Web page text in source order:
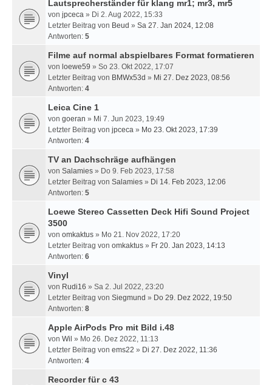
Lautsprecherständer für klang mr1; mr3, mr5
von jpceca » Di 2. Aug 2022, 15:33
Letzter Beitrag von Beud » Sa 27. Jan 2024, 12:08
Antworten: 5
Filme auf normal abspielbares Format formatieren
von loewe59 » So 23. Okt 2022, 17:07
Letzter Beitrag von BMWx53d » Mi 27. Dez 2023, 08:56
Antworten: 4
Leica Cine 1
von goeran » Mi 7. Jun 2023, 19:49
Letzter Beitrag von jpceca » Mo 23. Okt 2023, 17:39
Antworten: 4
TV an Dachschräge aufhängen
von Salamies » Do 9. Feb 2023, 17:58
Letzter Beitrag von Salamies » Di 14. Feb 2023, 12:06
Antworten: 5
Loewe Stereo Cassetten Deck Hifi Sound Project
3500
von omkaktus » Mo 21. Nov 2022, 17:20
Letzter Beitrag von omkaktus » Fr 20. Jan 2023, 14:13
Antworten: 6
Vinyl
von Rudi16 » Sa 2. Jul 2022, 23:20
Letzter Beitrag von Siegmund » Do 29. Dez 2022, 19:50
Antworten: 8
Apple AirPods Pro mit Bild i.48
von Wil » Mo 26. Dez 2022, 11:13
Letzter Beitrag von ems22 » Di 27. Dez 2022, 11:36
Antworten: 4
Recorder für c 43